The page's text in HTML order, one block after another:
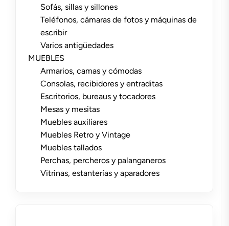
Sofás, sillas y sillones
Teléfonos, cámaras de fotos y máquinas de
escribir
Varios antigüedades
MUEBLES
Armarios, camas y cómodas
Consolas, recibidores y entraditas
Escritorios, bureaus y tocadores
Mesas y mesitas
Muebles auxiliares
Muebles Retro y Vintage
Muebles tallados
Perchas, percheros y palanganeros
Vitrinas, estanterías y aparadores